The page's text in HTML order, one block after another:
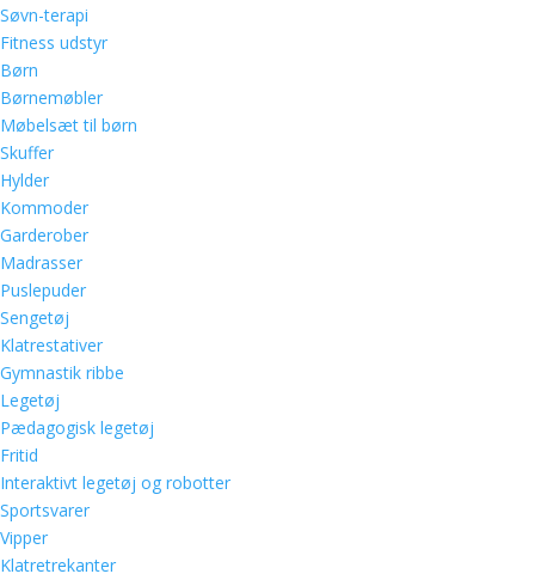
Søvn-terapi
Fitness udstyr
Børn
Børnemøbler
Møbelsæt til børn
Skuffer
Hylder
Kommoder
Garderober
Madrasser
Puslepuder
Sengetøj
Klatrestativer
Gymnastik ribbe
Legetøj
Pædagogisk legetøj
Fritid
Interaktivt legetøj og robotter
Sportsvarer
Vipper
Klatretrekanter